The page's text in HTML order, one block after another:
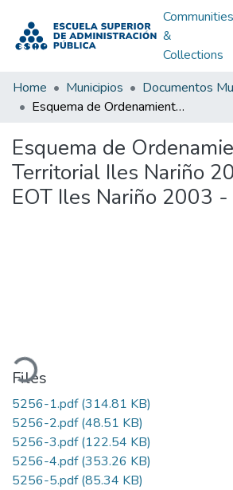
Communities
&
Collections
Home Municipios
Documentos
Esquema de Ordenamiento Territorial Iles Nariño 2003 - 2012: EOT Iles Nariño 2003 - 2012
Esquema de
Territorial Iles Nariño
EOT Iles Nariño 2003
Files
5256-1.pdf(314.81 KB)
5256-2.pdf(48.51 KB)
5256-3.pdf(122.54 KB)
5256-4.pdf(353.26 KB)
5256-5.pdf(85.34 KB)